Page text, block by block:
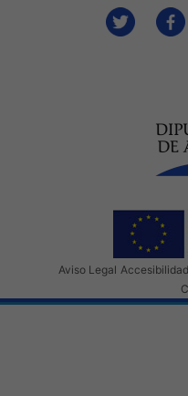
Aviso Legal Accesibilidad